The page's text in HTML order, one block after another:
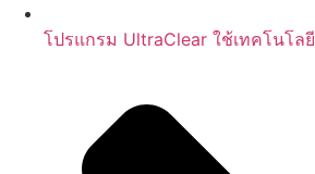
โปรแกรม UltraClear ใช้เทคโนโลยี